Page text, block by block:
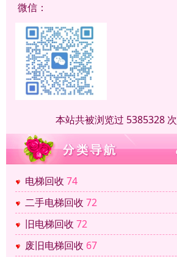
微信：
本站共被浏览过 5385328 次
电梯回收 74
二手电梯回收 72
旧电梯回收 72
废旧电梯回收 67